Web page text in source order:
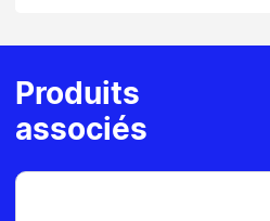
Produits
associés